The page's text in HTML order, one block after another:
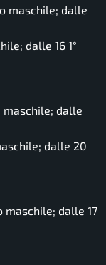
maschile; dalle
dalle 16 1°
maschile; dalle
dalle 20
maschile; dalle 17